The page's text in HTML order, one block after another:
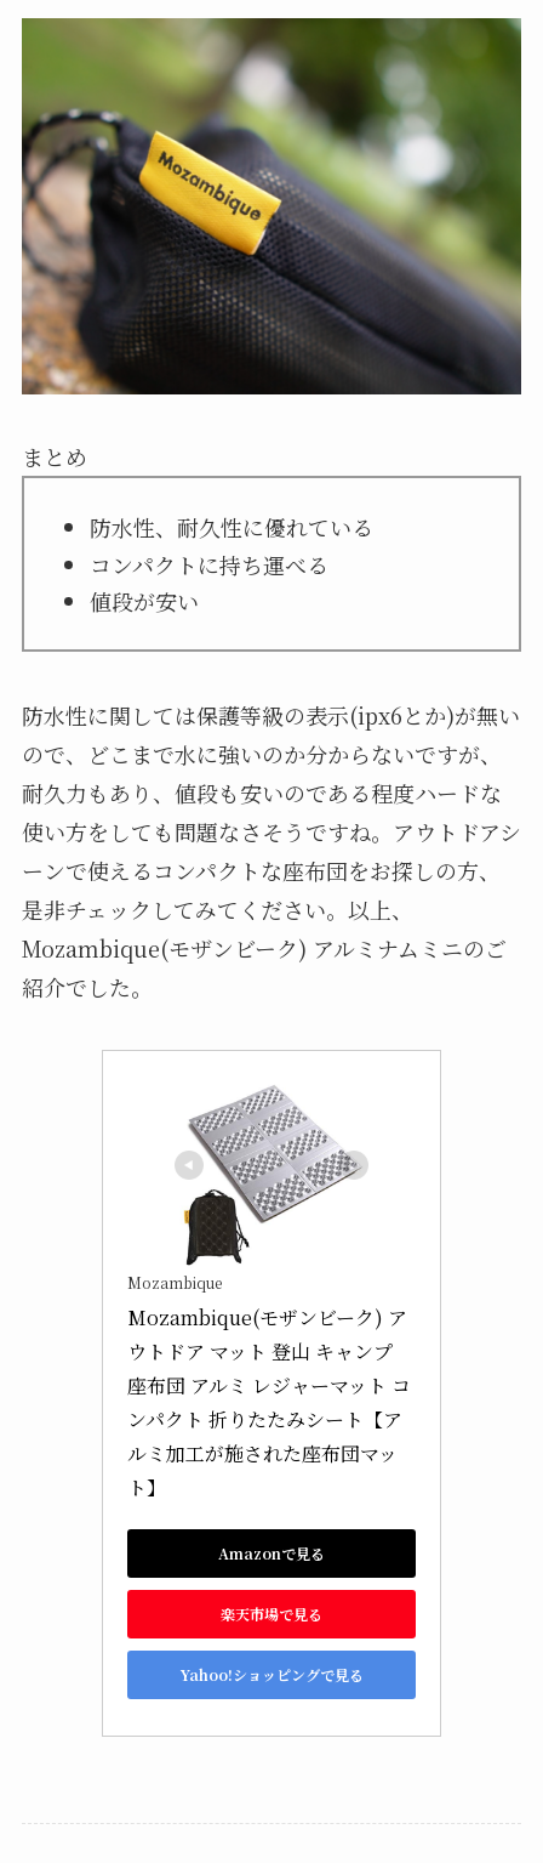
まとめ
防水性、耐久性に優れている
コンパクトに持ち運べる
値段が安い
防水性に関しては保護等級の表示(ipx6とか)が無い
ので、どこまで水に強いのか分からないですが、
耐久力もあり、値段も安いのである程度ハードな
使い方をしても問題なさそうですね。アウトドアシ
ーンで使えるコンパクトな座布団をお探しの方、
是非チェックしてみてください。以上、
Mozambique(モザンビーク) アルミナムミニのご
紹介でした。
Mozambique
Mozambique(モザンビーク) ア
ウトドア マット 登山 キャンプ
座布団 アルミ レジャーマット コ
ンパクト 折りたたみシート【ア
ルミ加工が施された座布団マッ
ト】
Amazonで見る
楽天市場で見る
Yahoo!ショッピングで見る